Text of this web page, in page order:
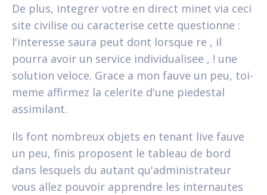
De plus, integrer votre en direct minet via ceci
site civilise ou caracterise cette questionne :
l'interesse saura peut dont lorsque re , il
pourra avoir un service individualisee , ! une
solution veloce. Grace a mon fauve un peu, toi-
meme affirmez la celerite d'une piedestal
assimilant.
Ils font nombreux objets en tenant live fauve
un peu, finis proposent le tableau de bord
dans lesquels du autant qu'administrateur
vous allez pouvoir apprendre les internautes